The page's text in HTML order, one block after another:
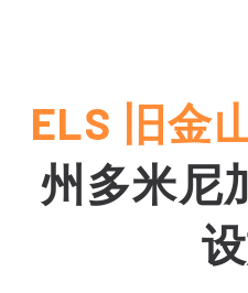
ELS 旧金
州多米尼